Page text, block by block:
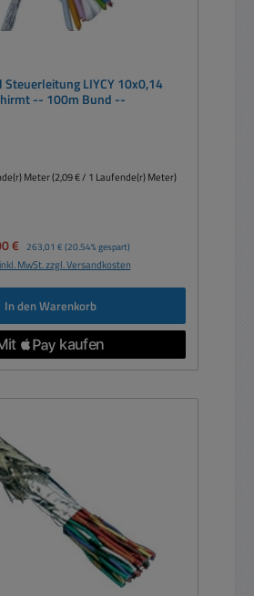
LIYCY 10x0,14
-- 100m Bund --
Meter(2,09 € / 1 Laufende(r) Meter)
€ Regulärer Preis:
263,01 € (20.54% gespart)
MwSt. zzgl. Versandkosten
In den Warenkorb